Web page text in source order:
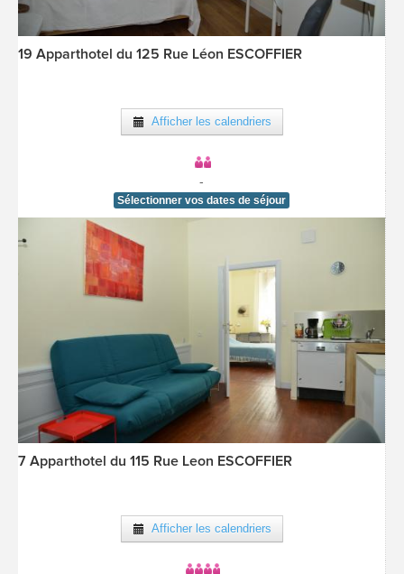
[voir la fiche détail]
19 Apparthotel du 125 Rue Léon ESCOFFIER
Afficher les calendriers
-
Sélectionner vos dates de séjour
[voir la fiche détail]
7 Apparthotel du 115 Rue Leon ESCOFFIER
Afficher les calendriers